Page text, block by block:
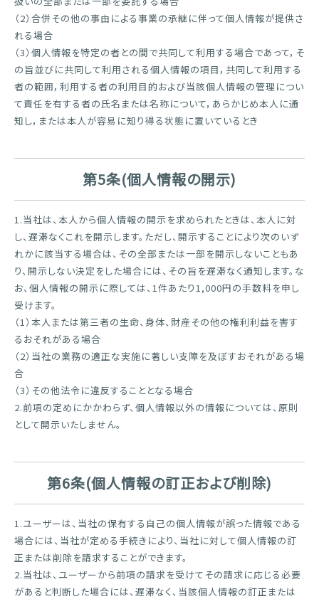
（2）合併その他の事由による事業の承継に伴って個人情報が提供さ
れる場合
（3）個人情報を特定の者との間で共同して利用する場合であって，そ
の旨並びに共同して利用される個人情報の項目，共同して利用する
者の範囲，利用する者の利用目的および当該個人情報の管理につい
て責任を有する者の氏名または名称について，あらかじめ本人に通
知し，または本人が容易に知り得る状態に置いているとき
第5条(個人情報の開示)
1.当社は、本人から個人情報の開示を求められたときは、本人に対
し、遅滞なくこれを開示します。ただし、開示することにより次のいず
れかに該当する場合は、その全部または一部を開示しないこともあ
り、開示しない決定をした場合には、その旨を遅滞なく通知します。な
お、個人情報の開示に際しては、1件あたり1,000円の手数料を申し
受けます。
（1）本人または第三者の生命、身体、財産その他の権利利益を害す
るおそれがある場合
（2）当社の業務の適正な実施に著しい支障を及ぼすおそれがある場
合
（3）その他法令に違反することとなる場合
2.前項の定めにかかわらず、個人情報以外の情報については、原則
として開示いたしません。
第6条(個人情報の訂正および削除)
1.ユーザーは、当社の保有する自己の個人情報が誤った情報である
場合には、当社が定める手続きにより、当社に対して個人情報の訂
正または削除を請求することができます。
2.当社は、ユーザーから前項の請求を受けてその請求に応じる必要
があると判断した場合には、遅滞なく、当該個人情報の訂正または